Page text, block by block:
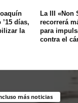
días,
la
La III «Non
recorrerá
para
contra el
más noticias